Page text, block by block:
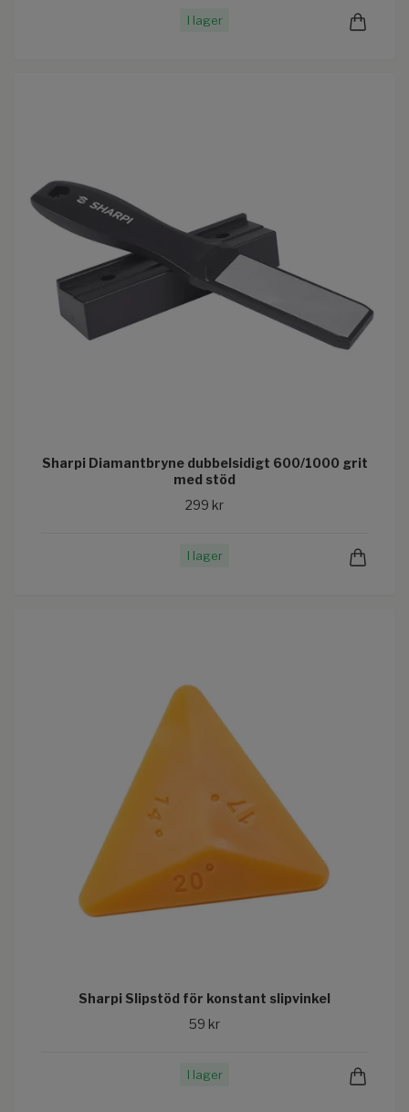
I lager
Sharpi Diamantbryne dubbelsidigt 600/1000 grit
med stöd
299 kr
I lager
Sharpi Slipstöd för konstant slipvinkel
59 kr
I lager